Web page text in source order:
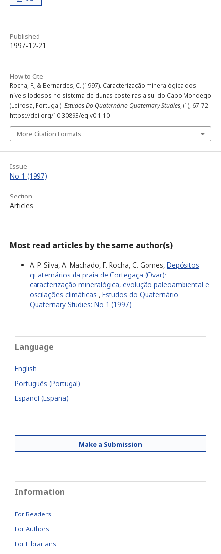
Published
1997-12-21
How to Cite
Rocha, F., & Bernardes, C. (1997). Caracterização mineralógica dos
níveis lodosos no sistema de dunas costeiras a sul do Cabo Mondego
(Leirosa, Portugal). Estudos Do Quaternário Quaternary Studies, (1), 67-72.
https://doi.org/10.30893/eq.v0i1.10
More Citation Formats
Issue
No 1 (1997)
Section
Articles
Most read articles by the same author(s)
A. P. Silva, A. Machado, F. Rocha, C. Gomes, Depósitos
quaternários da praia de Cortegaça (Ovar):
caracterização mineralógica, evolução paleoambiental e
oscilações climáticas , Estudos do Quaternário
Quaternary Studies: No 1 (1997)
Language
English
Português (Portugal)
Español (España)
Make a Submission
Information
For Readers
For Authors
For Librarians